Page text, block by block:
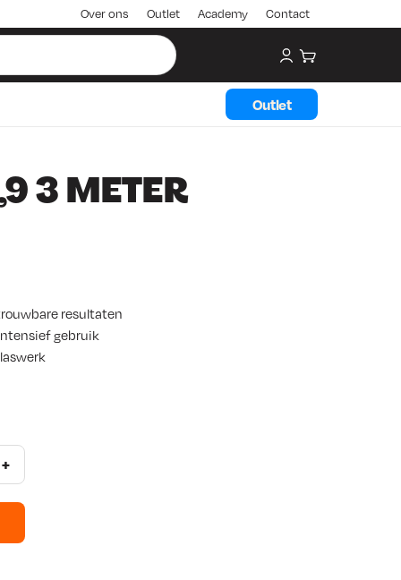
Over ons Outlet Academy Contact
My account
Winkelwagen
Outlet
3 METER
resultaten
gebruik
+